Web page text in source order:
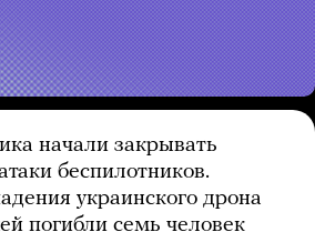
начали закрывать
беспилотников.
украинского дрона
погибли семь человек